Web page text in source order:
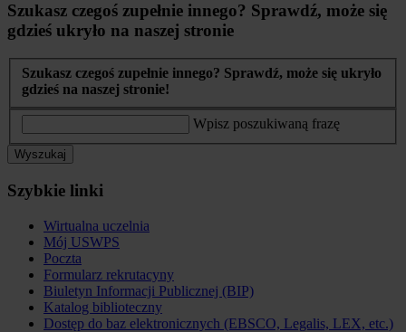
Szukasz czegoś zupełnie innego? Sprawdź, może się
gdzieś ukryło na naszej stronie
Szukasz czegoś zupełnie innego? Sprawdź, może się ukryło
gdzieś na naszej stronie!
Wpisz poszukiwaną frazę
Wyszukaj
Szybkie linki
Wirtualna uczelnia
Mój USWPS
Poczta
Formularz rekrutacyny
Biuletyn Informacji Publicznej (BIP)
Katalog biblioteczny
Dostęp do baz elektronicznych (EBSCO, Legalis, LEX, etc.)